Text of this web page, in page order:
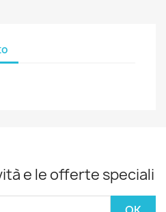
e le offerte speciali